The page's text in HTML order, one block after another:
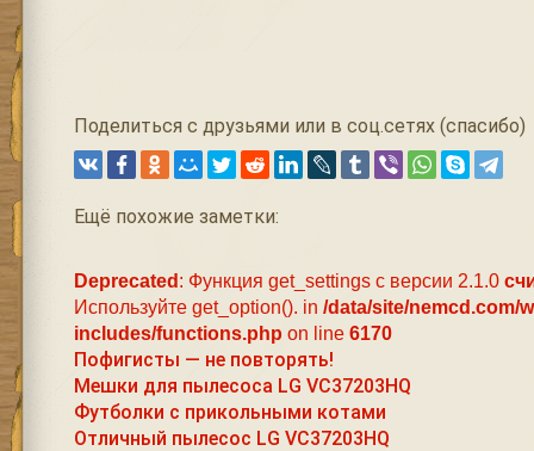
Поделиться с друзьями или в соц.сетях (спасибо)
Ещё похожие заметки:
Deprecated : Функция get_settings с версии 2.1.0
Используйте get_option(). in /data/site/nemcd.com/
includes/functions.php on line 6170
Пофигисты — не повторять!
Мешки для пылесоса LG VC37203HQ
Футболки с прикольными котами
Отличный пылесос LG VC37203HQ